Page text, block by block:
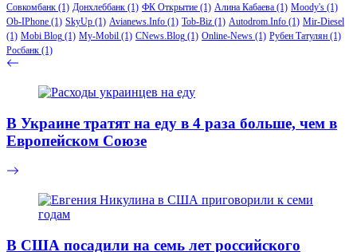
Совкомбанк (1) Донхлеббанк (1) ФК Открытие (1) Алина Кабаева (1) Moody's (1)
Ob-IPhone (1) SkyUp (1) Avianews.Info (1) Tob-Biz (1) Autodrom.Info (1) Mir-Diesel
(1) Mobi Blog (1) My-Mobil (1) CNews.Blog (1) Online-News (1) Рубен Татулян (1)
Росбанк (1)
В Украине тратят на еду в 4 раза больше, чем в
Европейском Союзе
В США посадили на семь лет российского